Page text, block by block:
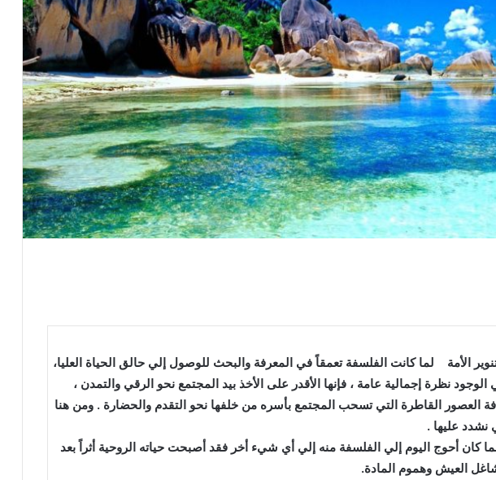
الفلسفة ضرورية لنهضة وتنوير الأمة ‪ ‬ ‪ ‬لما كانت الفلسفة تعمقاً في المعرفة والبحث للوصول إلي حالق الحياة العليا،
الوجود نظرة إجمالية عامة ، فإنها الأقدر على الأخذ بيد المجتمع نحو الرقي والتمدن ،
العصور القاطرة التي تسحب المجتمع بأسره من خلفها نحو التقدم والحضارة . ومن هنا
عليها‪.
كان أحوج اليوم إلي الفلسفة منه إلي أي شيء أخر فقد أصبحت حياته الروحية أثراً بعد
العيش وهموم المادة.